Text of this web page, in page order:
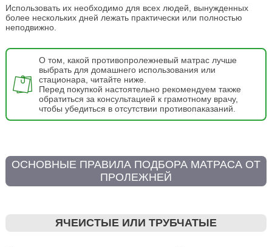
Использовать их необходимо для всех людей, вынужденных
более нескольких дней лежать практически или полностью
неподвижно.
О том, какой противопролежневый матрас лучше
выбрать для домашнего использования или
стационара, читайте ниже.
Перед покупкой настоятельно рекомендуем также
обратиться за консультацией к грамотному врачу,
чтобы убедиться в отсутствии противопаказаний.
ОСНОВНЫЕ ПРАВИЛА ПОДБОРА МАТРАСА ОТ
ПРОЛЕЖНЕЙ
ЯЧЕИСТЫЕ ИЛИ ТРУБЧАТЫЕ